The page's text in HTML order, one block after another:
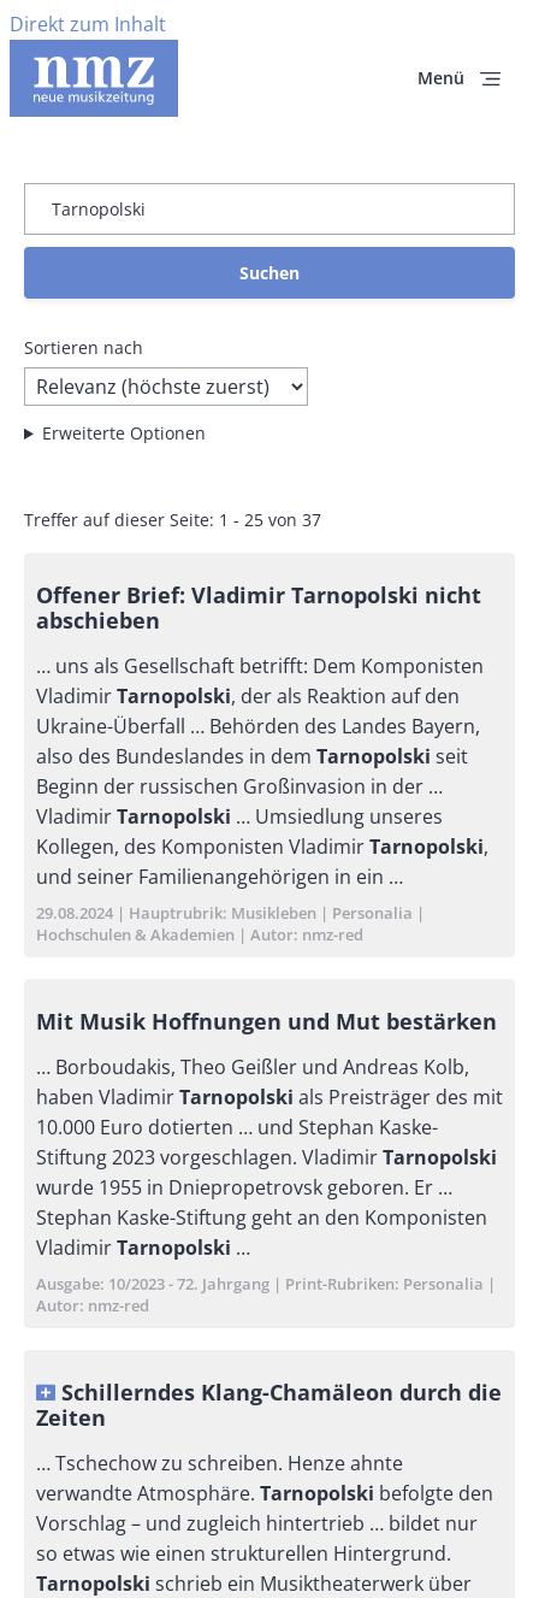
Direkt zum Inhalt
Menü
Erweiterte Optionen
Sortieren nach
Treffer auf dieser Seite: 1 - 25 von 37
Offener Brief: Vladimir Tarnopolski nicht
abschieben
… uns als Gesellschaft betrifft: Dem Komponisten
VladimirTarnopolski, der als Reaktion auf den
Ukraine-Überfall … Behörden des Landes Bayern,
also des Bundeslandes in dem Tarnopolski seit
Beginn der russischen Großinvasion in der …
VladimirTarnopolski … Umsiedlung unseres
Kollegen, des Komponisten VladimirTarnopolski,
und seiner Familienangehörigen in ein …
Publikationsdatum
29.08.2024 Hauptrubrik Musikleben
Personalia
Hochschulen & Akademien
Autor nmz-red
Mit Musik Hoffnungen und Mut bestärken
… Borboudakis, Theo Geißler und Andreas Kolb,
haben VladimirTarnopolski als Preisträger des mit
10.000 Euro dotierten … und Stephan Kaske-
Stiftung 2023 vorgeschlagen. VladimirTarnopolski
wurde 1955 in Dniepropetrovsk geboren. Er …
Stephan Kaske-Stiftung geht an den Komponisten
VladimirTarnopolski …
Ausgabe 10/2023 - 72. Jahrgang Print-Rubriken Personalia
Autor nmz-red
Schillerndes Klang-Chamäleon durch die
Zeiten
… Tschechow zu schreiben. Henze ahnte
verwandte Atmosphäre. Tarnopolski befolgte den
Vorschlag – und zugleich hintertrieb … bildet nur
so etwas wie einen strukturellen Hintergrund.
Tarnopolski schrieb ein Musiktheaterwerk über